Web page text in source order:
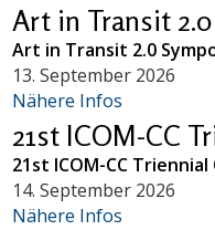
Art in Transit
Art in Transit 2.0
13. September 2026
Nähere Infos
21st ICOM-CC
21st ICOM-CC
14. September 2026
Nähere Infos